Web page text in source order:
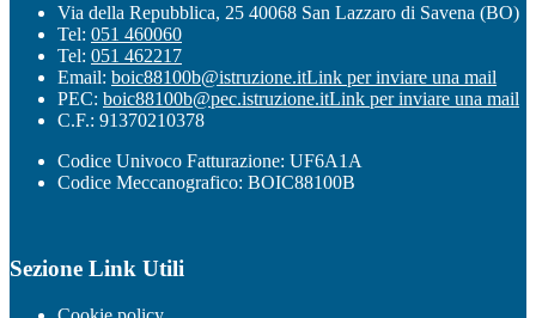
Via della Repubblica, 25 40068 San Lazzaro di Savena (BO)
Tel: 051 460060
Tel: 051 462217
Email: boic88100b@istruzione.itLink per inviare una mail
PEC: boic88100b@pec.istruzione.itLink per inviare una mail
C.F.: 91370210378
Codice Univoco Fatturazione: UF6A1A
Codice Meccanografico: BOIC88100B
Sezione Link Utili